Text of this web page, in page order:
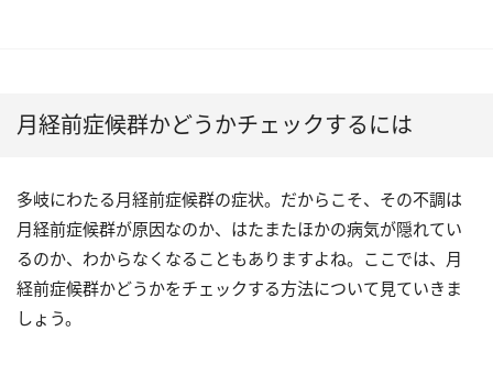
月経前症候群かどうかチェックするには
多岐にわたる月経前症候群の症状。だからこそ、その不調は
月経前症候群が原因なのか、はたまたほかの病気が隠れてい
るのか、わからなくなることもありますよね。ここでは、月
経前症候群かどうかをチェックする方法について見ていきま
しょう。